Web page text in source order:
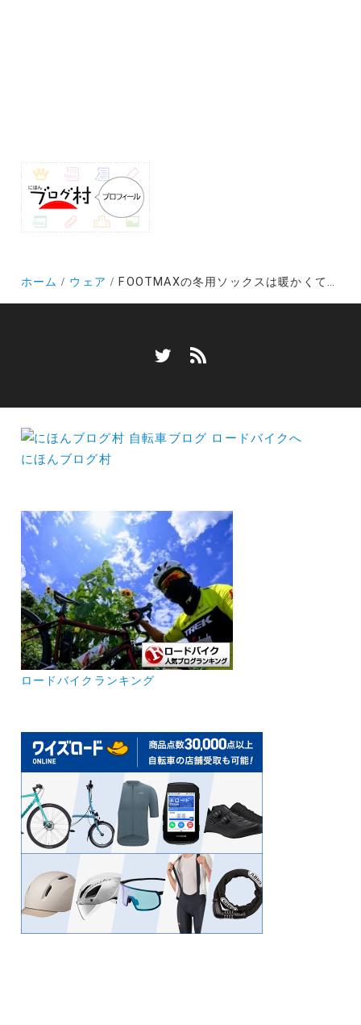
ホーム ウェア FOOTMAXの冬用ソックスは暖かくてホールド感抜群!ペダリングが上手くなった気分になれる逸品です?!
にほんブログ村
ロードバイクランキング